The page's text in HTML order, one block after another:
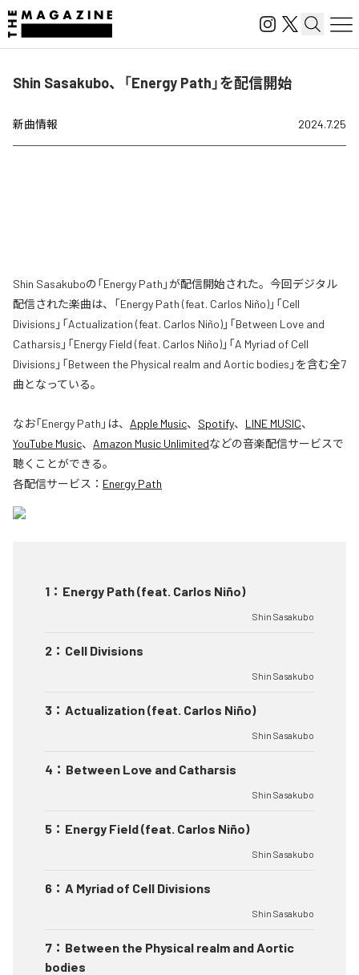
Shin Sasakubo、「Energy Path」を配信開始
新曲情報 2024.7.25
Shin Sasakuboの「Energy Path」が配信開始された。今回デジタル
配信された楽曲は、「Energy Path (feat. Carlos Niño)」「Cell
Divisions」「Actualization (feat. Carlos Niño)」「Between Love and
Catharsis」「Energy Field (feat. Carlos Niño)」「A Myriad of Cell
Divisions」「Between the Physical realm and Aortic bodies」を含む全7
曲となっている。
なお「Energy Path 」は、 Apple Music、 Spotify、 LINE MUSIC、
YouTube Music、 Amazon Music Unlimitedなどの音楽配信サービスで
聴くことができる。
各配信サービス： Energy Path
1 ： Energy Path (feat. Carlos Niño)
Shin Sasakubo
2 ： Cell Divisions
Shin Sasakubo
3 ： Actualization (feat. Carlos Niño)
Shin Sasakubo
4 ： Between Love and Catharsis
Shin Sasakubo
5 ： Energy Field (feat. Carlos Niño)
Shin Sasakubo
6 ： A Myriad of Cell Divisions
Shin Sasakubo
7 ： Between the Physical realm and Aortic
bodies